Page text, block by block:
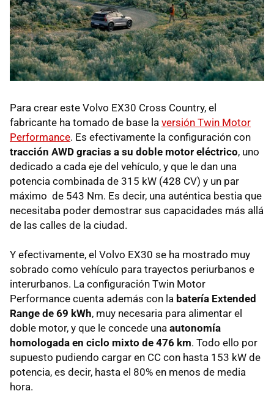
Para crear este Volvo EX30 Cross Country, el
fabricante ha tomado de base la versión Twin Motor
Performance. Es efectivamente la configuración con
tracción AWD gracias a su doble motor eléctrico, uno
dedicado a cada eje del vehículo, y que le dan una
potencia combinada de 315 kW (428 CV) y un par
máximo de 543 Nm. Es decir, una auténtica bestia que
necesitaba poder demostrar sus capacidades más allá
de las calles de la ciudad.
Y efectivamente, el Volvo EX30 se ha mostrado muy
sobrado como vehículo para trayectos periurbanos e
interurbanos. La configuración Twin Motor
Performance cuenta además con la batería Extended
Range de 69 kWh, muy necesaria para alimentar el
doble motor, y que le concede una autonomía
homologada en ciclo mixto de 476 km. Todo ello por
supuesto pudiendo cargar en CC con hasta 153 kW de
potencia, es decir, hasta el 80% en menos de media
hora.